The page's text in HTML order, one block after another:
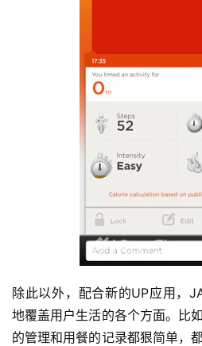
除此以外，配合新的UP应用，
地覆盖用户生活的各个方面。比
的管理和用餐的记录都狠简单，